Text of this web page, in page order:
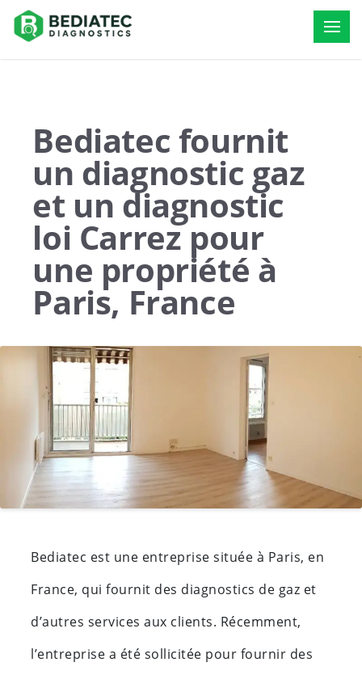
Bediatec fournit
un diagnostic gaz
et un diagnostic
loi Carrez pour
une propriété à
Paris, France
Bediatec est une entreprise située à Paris, en
France, qui fournit des diagnostics de gaz et
d’autres services aux clients. Récemment,
l’entreprise a été sollicitée pour fournir des